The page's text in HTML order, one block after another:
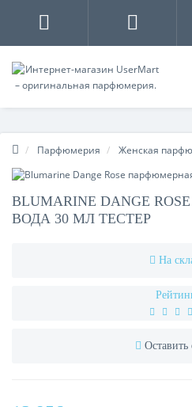
Парфюмерия Женская
BLUMARINE DANGE
ВОДА 30 МЛ ТЕСТЕР
На
Оставить